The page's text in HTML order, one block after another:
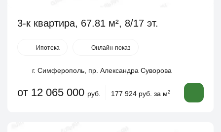
3-к квартира, 67.81 м², 8/17 эт.
Ипотека Онлайн-показ
г. Симферополь, пр. Александра Суворова
от 12 065 000 руб. 177 924 руб. за м2